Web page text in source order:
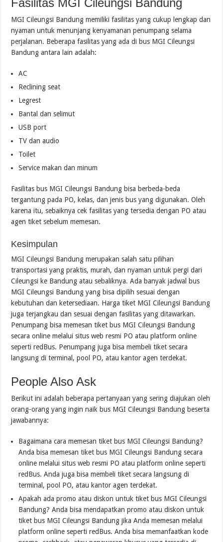
MGI Cileungsi Bandung memiliki fasilitas yang cukup lengkap dan
nyaman untuk menunjang kenyamanan penumpang selama
perjalanan. Beberapa fasilitas yang ada di bus MGI Cileungsi
Bandung antara lain adalah:
AC
Reclining seat
Legrest
Bantal dan selimut
USB port
TV dan audio
Toilet
Service makan dan minum
Fasilitas bus MGI Cileungsi Bandung bisa berbeda-beda
tergantung pada PO, kelas, dan jenis bus yang digunakan. Oleh
karena itu, sebaiknya cek fasilitas yang tersedia dengan PO atau
agen tiket sebelum memesan.
Kesimpulan
MGI Cileungsi Bandung merupakan salah satu pilihan
transportasi yang praktis, murah, dan nyaman untuk pergi dari
Cileungsi ke Bandung atau sebaliknya. Ada banyak jadwal bus
MGI Cileungsi Bandung yang bisa dipilih sesuai dengan
kebutuhan dan ketersediaan. Harga tiket MGI Cileungsi Bandung
juga terjangkau dan sesuai dengan fasilitas yang ditawarkan.
Penumpang bisa memesan tiket bus MGI Cileungsi Bandung
secara online melalui situs web resmi PO atau platform online
seperti redBus. Penumpang juga bisa membeli tiket secara
langsung di terminal, pool PO, atau kantor agen terdekat.
People Also Ask
Berikut ini adalah beberapa pertanyaan yang sering diajukan oleh
orang-orang yang ingin naik bus MGI Cileungsi Bandung beserta
jawabannya:
Bagaimana cara memesan tiket bus MGI Cileungsi Bandung?
Anda bisa memesan tiket bus MGI Cileungsi Bandung secara
online melalui situs web resmi PO atau platform online seperti
redBus. Anda juga bisa membeli tiket secara langsung di
terminal, pool PO, atau kantor agen terdekat.
Apakah ada promo atau diskon untuk tiket bus MGI Cileungsi
Bandung? Anda bisa mendapatkan promo atau diskon untuk
tiket bus MGI Cileungsi Bandung jika Anda memesan melalui
platform online seperti redBus. Anda bisa memanfaatkan kode